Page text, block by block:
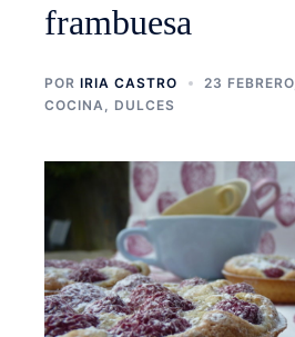
frambuesa
POR IRIA CASTRO
23
COCINA
DULCES